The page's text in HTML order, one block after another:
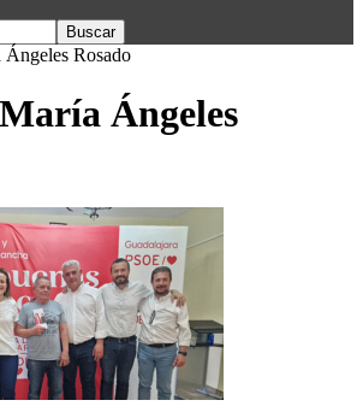
Ángeles Rosado
Ángeles